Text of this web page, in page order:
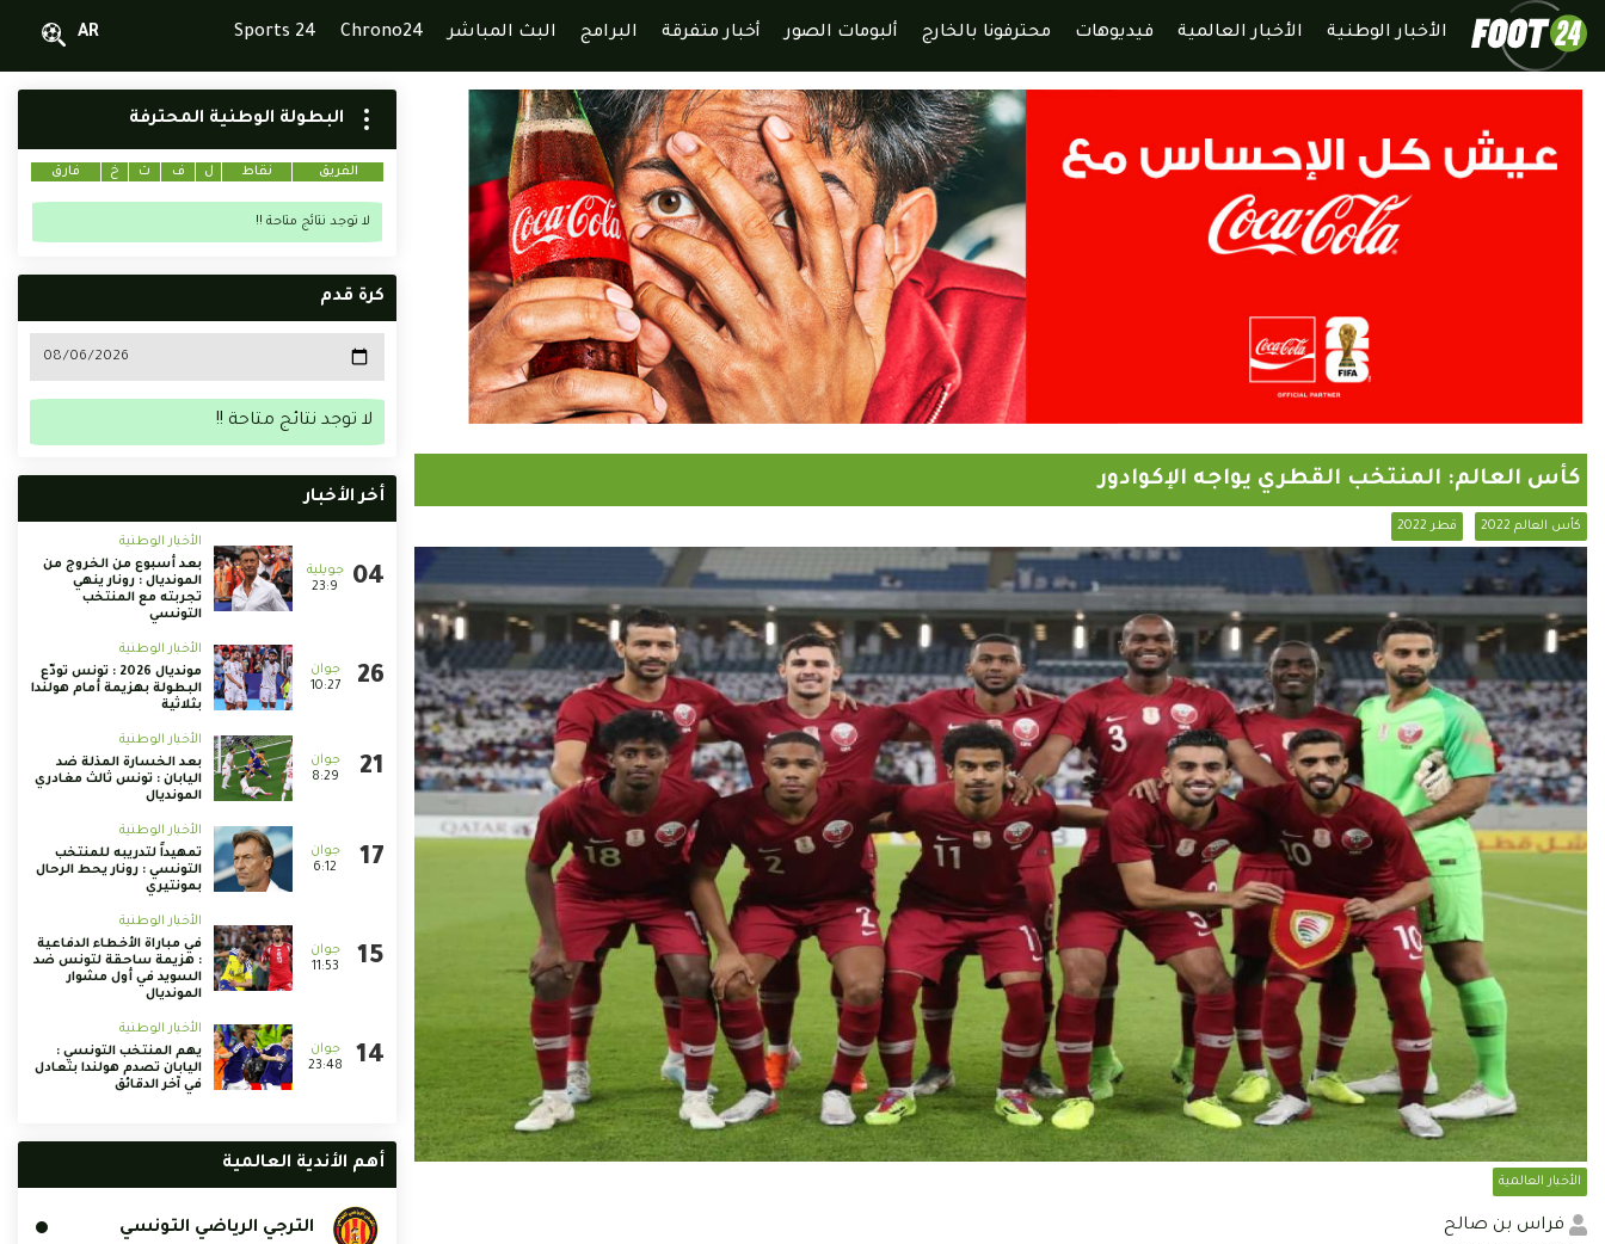
الأخبار الوطنية الأخبار العالمية فيديوهات محترفونا بالخارج ألبومات الصور أخبار متفرقة البرامج البث المباشر Chrono24
Sports 24
AR
كأس العالم: المنتخب القطري يواجه الإكوادور
كأس العالم 2022 قطر 2022
الأخبار العالمية
فراس بن صالح
البطولة الوطنية المحترفة
الفريق نقاط ل ف ت خ فارق
لا توجد نتائج متاحة !!
كرة قدم
لا توجد نتائج متاحة !!
أخر الأخبار
23:9
الأخبار الوطنية
بعد أسبوع من الخروج من
المونديال : رونار ينهي
تجربته مع المنتخب
التونسي
10:27
الأخبار الوطنية
مونديال 2026 : تونس تودّع
البطولة بهزيمة أمام هولندا
بثلاثية
8:29
الأخبار الوطنية
بعد الخسارة المذلة ضد
اليابان : تونس ثالث مغادري
المونديال
6:12
الأخبار الوطنية
تمهيداً لتدريبه للمنتخب
التونسي : رونار يحط الرحال
بمونتيري
11:53
الأخبار الوطنية
في مباراة الأخطاء الدفاعية
: هزيمة ساحقة لتونس ضد
السويد في أول مشوار
المونديال
23:48
الأخبار الوطنية
يهم المنتخب التونسي :
اليابان تصدم هولندا بتعادل
في آخر الدقائق
أهم الأندية العالمية
الترجي الرياضي التونسي